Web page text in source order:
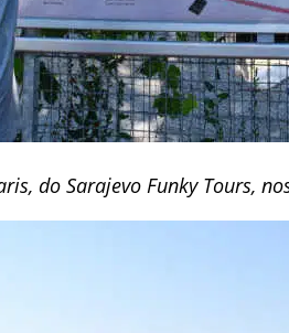
do Sarajevo Funky Tours,